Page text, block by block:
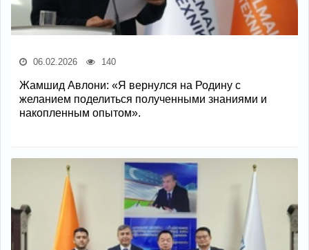
06.02.2026 140
Жамшид Авлони: «Я вернулся на Родину с
желанием поделиться полученными знаниями и
накопленным опытом».